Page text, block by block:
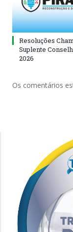
Resoluções
Suplente
2026
Os comentários